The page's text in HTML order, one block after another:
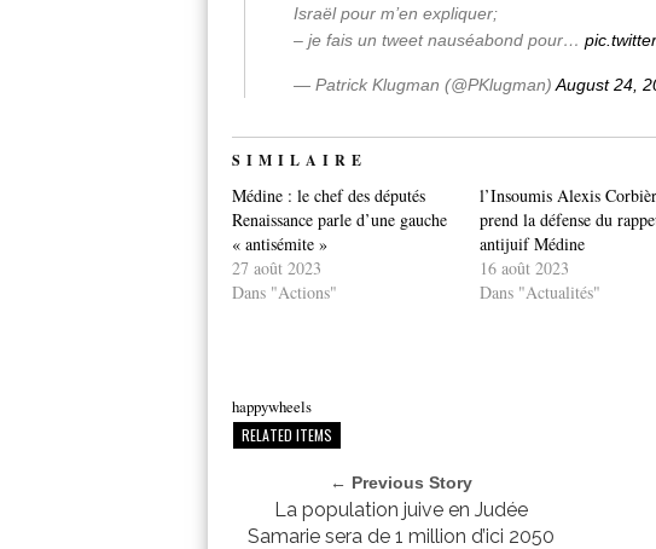
Israël pour m’en expliquer;
– je fais un tweet nauséabond pour…
— Patrick Klugman (@PKlugman) August 24,
SIMILAIRE
Médine : le chef des députés
Renaissance parle d’une gauche
« antisémite »
27 août 2023
Dans "Actions"
l’Insoumis Alexis
prend la défense du
antijuif Médine
16 août 2023
Dans "Actualités"
happywheels
RELATED ITEMS
← Previous Story
La population juive en Judée
Samarie sera de 1 million d’ici 2050